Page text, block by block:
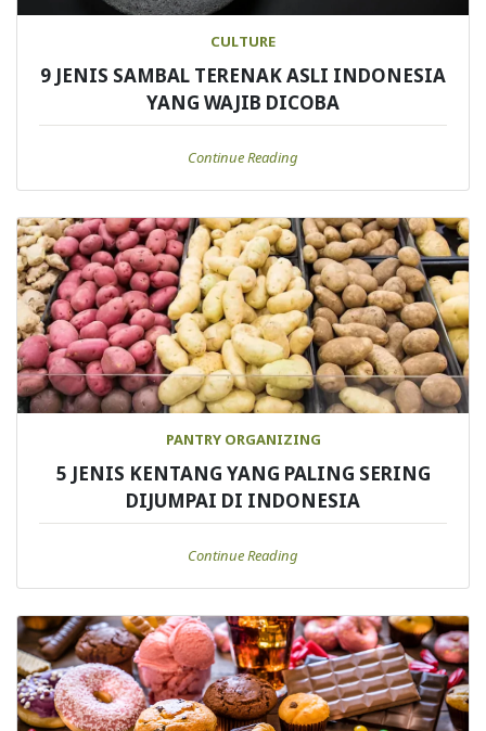
CULTURE
9 JENIS SAMBAL TERENAK ASLI INDONESIA
YANG WAJIB DICOBA
Continue Reading
PANTRY ORGANIZING
5 JENIS KENTANG YANG PALING SERING
DIJUMPAI DI INDONESIA
Continue Reading